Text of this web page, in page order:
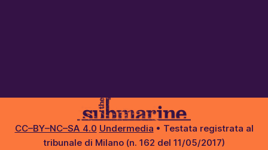
CC–BY–NC–SA 4.0 Undermedia • Testata registrata al
tribunale di Milano (n. 162 del 11/05/2017)